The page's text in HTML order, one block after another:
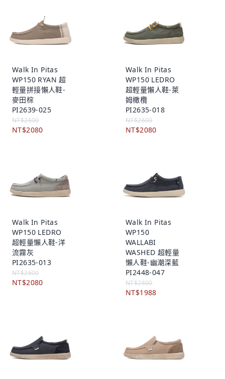
Walk In Pitas
WP150 RYAN 超
輕量拼接懶人鞋-
麥田棕
PI2639-025
NT$2600
NT$2080
Walk In Pitas
WP150 LEDRO
超輕量懶人鞋-萊
姆橄欖
PI2635-018
NT$2600
NT$2080
Walk In Pitas
WP150 LEDRO
超輕量懶人鞋-洋
流霧灰
PI2635-013
NT$2600
NT$2080
Walk In Pitas
WP150
WALLABI
WASHED 超輕量
懶人鞋-幽潮深藍
PI2448-047
NT$2600
NT$1988